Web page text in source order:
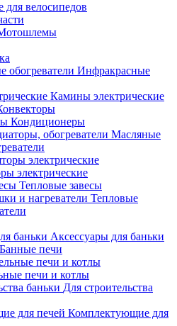
велосипедов
Инфракрасные
Камины электрические
Кондиционеры
Масляные
электрические
Тепловые завесы
Тепловые
Аксессуары для баньки
Банные печи
печи и котлы
Для строительства
Комплектующие для